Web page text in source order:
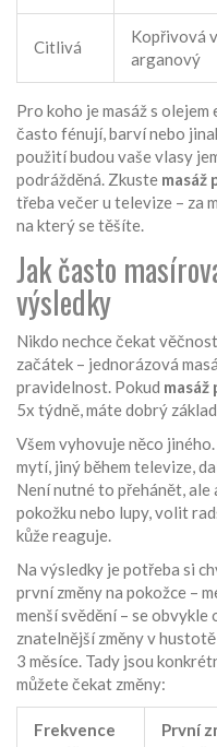
Citlivá
Kopřivová
arganový
Pro koho je masáž s
často fénují, barví nebo
použití budou vaše vlasy
podrážděná. Zkuste masáž
třeba večer u televize – za
na který se těšíte.
Jak často
výsledky
Nikdo nechce čekat
začátek – jednorázová
pravidelnost. Pokud masáž
5x týdně, máte dobrý
Všem vyhovuje něco
mytí, jiný během televize,
Není nutné to přehánět,
pokožku nebo lupy, volit
kůže reaguje.
Na výsledky je potřeba si
první změny na pokožce –
menší svědění – se obvykle
znatelnější změny v
3 měsíce. Tady jsou
můžete čekat změny:
Frekvence
První